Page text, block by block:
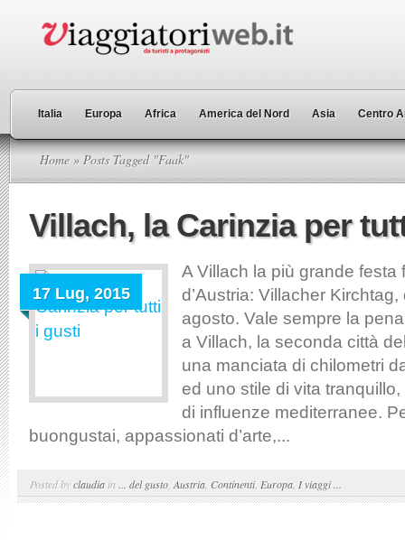
Italia Europa Africa America del Nord Asia Centro
Home » Posts Tagged "Faak"
Villach, la Carinzia per
17 Lug, 2015
A Villach la più grande festa
d’Austria: Villacher
agosto. Vale sempre la
a Villach, la seconda città
una manciata di chilometri
ed uno stile di vita
di influenze mediterranee.
buongustai, appassionati d’arte,...
Posted byclaudia in ... del gusto Austria Continenti, Europa I viaggi ...